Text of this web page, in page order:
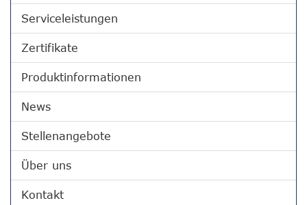
Serviceleistungen
Zertifikate
Produktinformationen
News
Stellenangebote
Über uns
Kontakt